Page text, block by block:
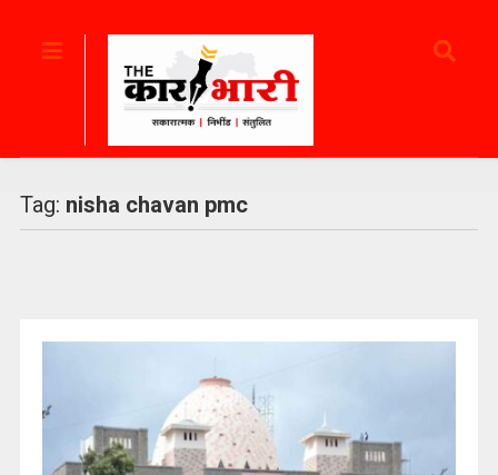
Tag: nisha chavan pmc